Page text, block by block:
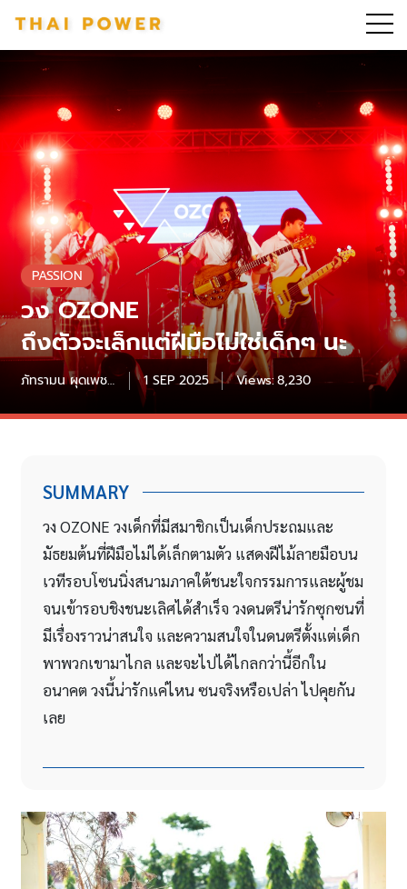
PASSION
วง OZONE
ถึงตัวจะเล็กแต่ฝีมือไม่ใช่เด็กๆ นะ
ภัทรามน ผุดเพชร
1 SEP 2025 Views:8,230
SUMMARY
วง OZONE วงเด็กที่มีสมาชิกเป็นเด็กประถมและ
มัธยมต้นที่ฝีมือไม่ได้เล็กตามตัว แสดงฝีไม้ลายมือบน
เวทีรอบโซนนิ่งสนามภาคใต้ชนะใจกรรมการและผู้ชม
จนเข้ารอบชิงชนะเลิศได้สำเร็จ วงดนตรีน่ารักซุกซนที่
มีเรื่องราวน่าสนใจ และความสนใจในดนตรีตั้งแต่เด็ก
พาพวกเขามาไกล และจะไปได้ไกลกว่านี้อีกใน
อนาคต วงนี้น่ารักแค่ไหน ซนจริงหรือเปล่า ไปคุยกัน
เลย